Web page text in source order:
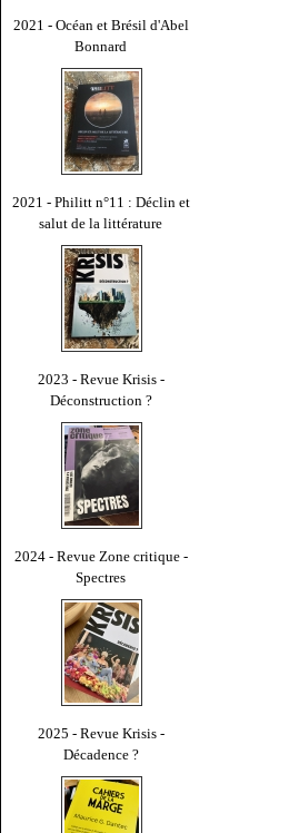
2021 - Océan et Brésil d'Abel
Bonnard
2021 - Philitt n°11 : Déclin et
salut de la littérature
2023 - Revue Krisis -
Déconstruction ?
2024 - Revue Zone critique -
Spectres
2025 - Revue Krisis -
Décadence ?